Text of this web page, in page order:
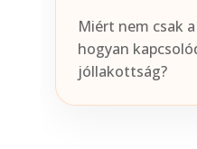
Miért nem csak
hogyan
jóllakottság?